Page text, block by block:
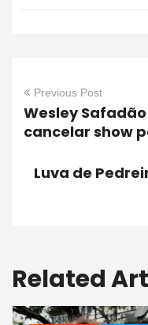
Previous Post
Wesley
cancelar show
Luva de
Related